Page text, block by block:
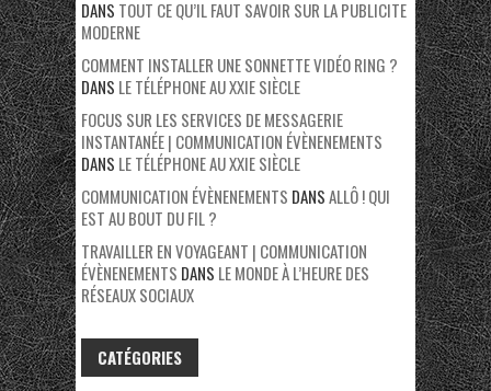
DANS TOUT CE QU’IL FAUT SAVOIR SUR LA PUBLICITE
MODERNE
COMMENT INSTALLER UNE SONNETTE VIDÉO RING ?
DANS LE TÉLÉPHONE AU XXIE SIÈCLE
FOCUS SUR LES SERVICES DE MESSAGERIE
INSTANTANÉE | COMMUNICATION ÉVÈNENEMENTS
DANS LE TÉLÉPHONE AU XXIE SIÈCLE
COMMUNICATION ÉVÈNENEMENTS DANSALLÔ ! QUI
EST AU BOUT DU FIL ?
TRAVAILLER EN VOYAGEANT | COMMUNICATION
ÉVÈNENEMENTS DANS LE MONDE À L’HEURE DES
RÉSEAUX SOCIAUX
CATÉGORIES